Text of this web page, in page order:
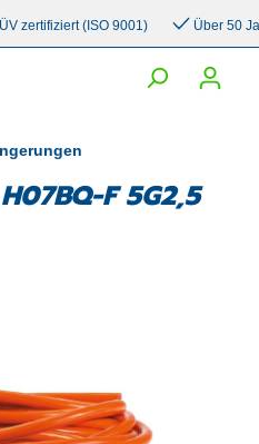
(ISO 9001) Über 50
F 5G2,5